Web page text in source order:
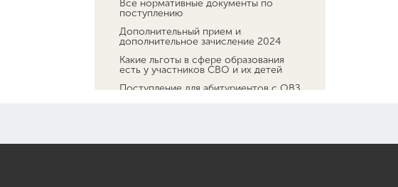
Все нормативные документы по
поступлению
Дополнительный прием и
дополнительное зачисление 2024
Какие льготы в сфере образования
есть у участников СВО и их детей
Поступление для абитуриентов с ОВЗ
Заключительный этап Всероссийской